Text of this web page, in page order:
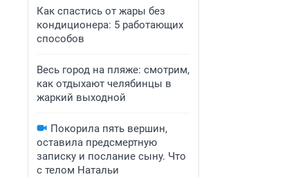
Как спастись от жары без
кондиционера: 5 работающих
способов
Весь город на пляже: смотрим,
как отдыхают челябинцы в
жаркий выходной
Покорила пять вершин,
оставила предсмертную
записку и послание сыну. Что
с телом Натальи